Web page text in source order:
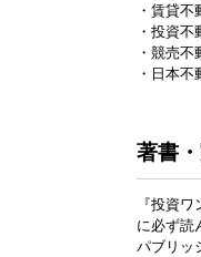
・賃貸
・投資
・競売
・日本
著書
『投資
に必ず読
パブリッ